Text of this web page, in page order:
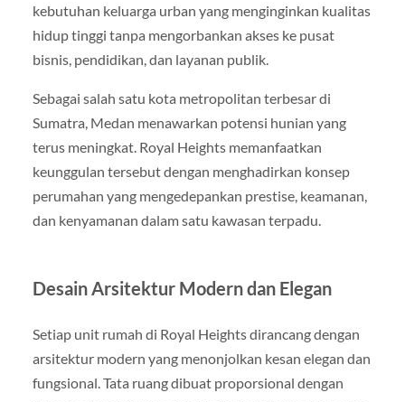
kebutuhan keluarga urban yang menginginkan kualitas
hidup tinggi tanpa mengorbankan akses ke pusat
bisnis, pendidikan, dan layanan publik.
Sebagai salah satu kota metropolitan terbesar di
Sumatra, Medan menawarkan potensi hunian yang
terus meningkat. Royal Heights memanfaatkan
keunggulan tersebut dengan menghadirkan konsep
perumahan yang mengedepankan prestise, keamanan,
dan kenyamanan dalam satu kawasan terpadu.
Desain Arsitektur Modern dan Elegan
Setiap unit rumah di Royal Heights dirancang dengan
arsitektur modern yang menonjolkan kesan elegan dan
fungsional. Tata ruang dibuat proporsional dengan